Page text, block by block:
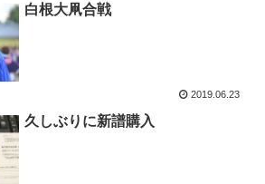
白根大凧合戦
2019.06.23
久しぶりに新譜購入